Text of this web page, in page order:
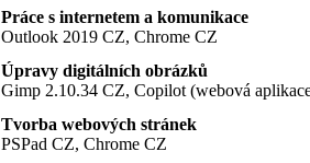
Práce s internetem a komunikace
Outlook 2019 CZ, Chrome CZ
Úpravy digitálních obrázků
Gimp 2.10.34 CZ, Copilot (webová
Tvorba webových stránek
PSPad CZ, Chrome CZ